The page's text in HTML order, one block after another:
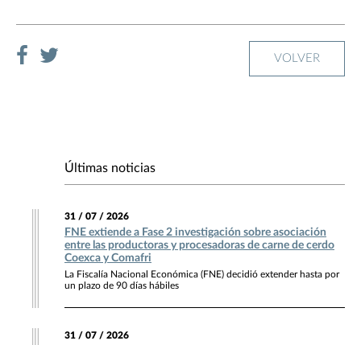
VOLVER
Últimas noticias
31 / 07 / 2026
FNE extiende a Fase 2 investigación sobre asociación
entre las productoras y procesadoras de carne de cerdo
Coexca y Comafri
La Fiscalía Nacional Económica (FNE) decidió extender hasta por
un plazo de 90 días hábiles
31 / 07 / 2026